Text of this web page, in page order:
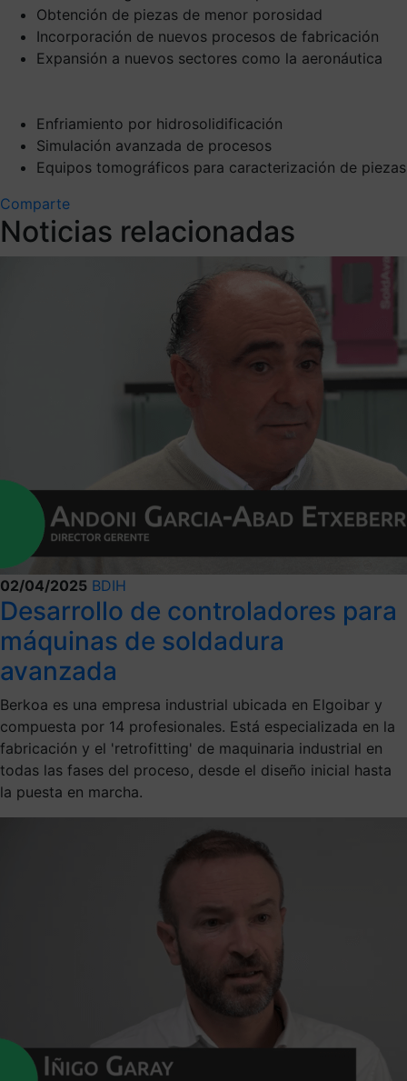
Obtención de piezas de menor porosidad
Incorporación de nuevos procesos de fabricación
Expansión a nuevos sectores como la aeronáutica
Enfriamiento por hidrosolidificación
Simulación avanzada de procesos
Equipos tomográficos para caracterización de piezas
Comparte
Noticias relacionadas
02/04/2025 BDIH
Desarrollo de controladores para
máquinas de soldadura
avanzada
Berkoa es una empresa industrial ubicada en Elgoibar y
compuesta por 14 profesionales. Está especializada en la
fabricación y el 'retrofitting' de maquinaria industrial en
todas las fases del proceso, desde el diseño inicial hasta
la puesta en marcha.